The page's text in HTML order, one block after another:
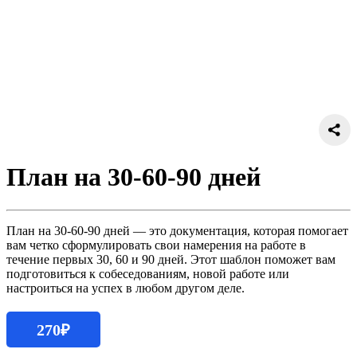
План на 30-60-90 дней
План на 30-60-90 дней — это документация, которая помогает
вам четко сформулировать свои намерения на работе в
течение первых 30, 60 и 90 дней. Этот шаблон поможет вам
подготовиться к собеседованиям, новой работе или
настроиться на успех в любом другом деле.
270₽